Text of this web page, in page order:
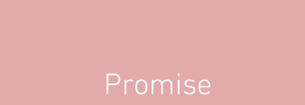
Promise